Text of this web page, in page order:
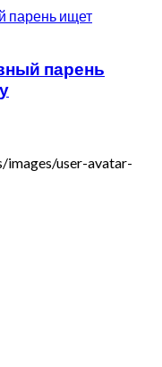
парень